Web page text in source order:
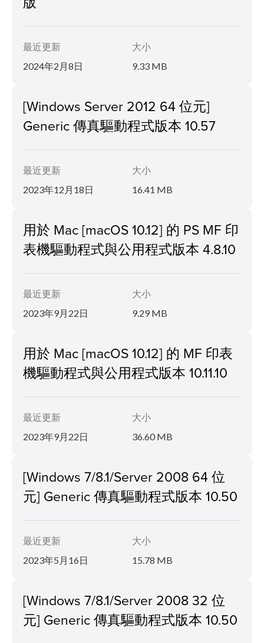
最近更新
2024年2月8日
大小
9.33 MB
[Windows Server 2012 64 位元]
Generic 傳真驅動程式版本 10.57
最近更新
2023年12月18日
大小
16.41 MB
用於 Mac [macOS 10.12] 的 PS MF 印
表機驅動程式與公用程式版本 4.8.10
最近更新
2023年9月22日
大小
9.29 MB
用於 Mac [macOS 10.12] 的 MF 印表
機驅動程式與公用程式版本 10.11.10
最近更新
2023年9月22日
大小
36.60 MB
[Windows 7/8.1/Server 2008 64 位
元] Generic 傳真驅動程式版本 10.50
最近更新
2023年5月16日
大小
15.78 MB
[Windows 7/8.1/Server 2008 32 位
元] Generic 傳真驅動程式版本 10.50